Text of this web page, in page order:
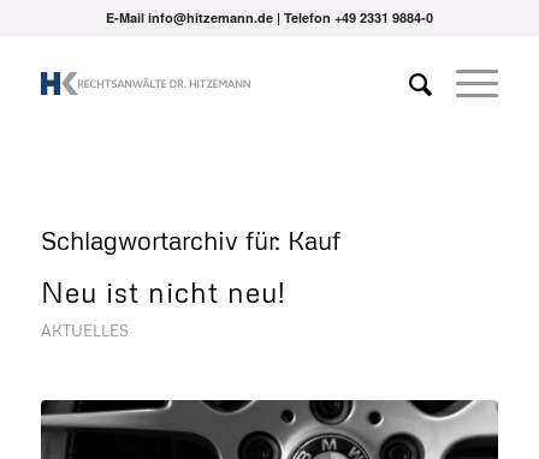
E-Mail info@hitzemann.de | Telefon +49 2331 9884-0
Schlagwortarchiv für: Kauf
Neu ist nicht neu!
AKTUELLES